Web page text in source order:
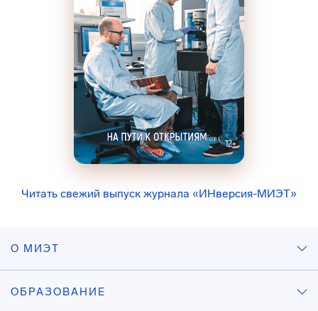
Читать свежий выпуск журнала «ИНверсия-МИЭТ»
О МИЭТ
ОБРАЗОВАНИЕ